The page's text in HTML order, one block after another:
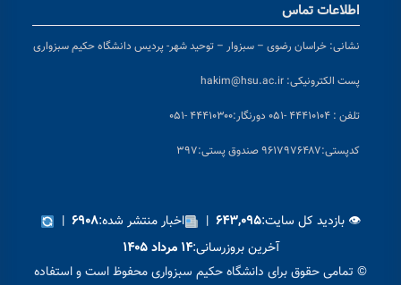
اطلاعات تماس
نشانی: خراسان رضوی – سبزوار – توحید شهر- پردیس دانشگاه حکیم سبزواری
پست الکترونیکی: hakim@hsu.ac.ir
تلفن : ۴۴۴۱۰۱۰۴ -۰۵۱ دورنگار:۴۴۴۱۰۳۰۰ -۰۵۱
کدپستی:۹۶۱۷۹۷۶۴۸۷ صندوق پستی:۳۹۷
👁 بازدید کل سایت:۶۴۳,۰۹۵ | اخبار منتشر شده:۶۹۰۸ |
آخرین بروزرسانی:۱۴ مرداد ۱۴۰۵
© تمامی حقوق برای دانشگاه حکیم سبزواری محفوظ است و استفاده